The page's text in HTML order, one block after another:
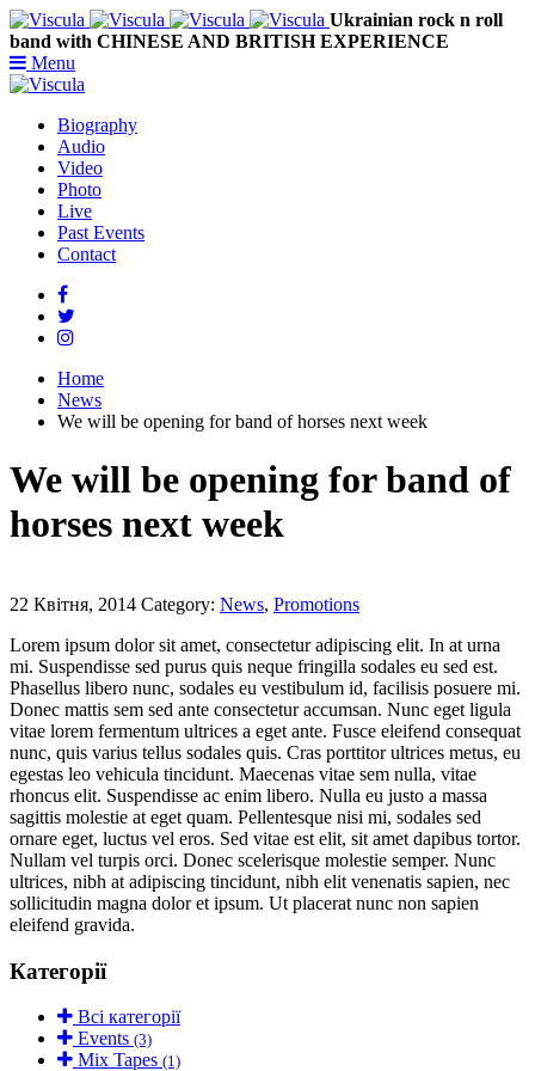
Ukrainian rock n roll
band with CHINESE AND BRITISH EXPERIENCE
Menu
Biography
Audio
Video
Photo
Live
Past Events
Contact
Home
News
We will be opening for band of horses next week
We will be opening for band of
horses next week
22 Квітня, 2014 Category: News, Promotions
Lorem ipsum dolor sit amet, consectetur adipiscing elit. In at urna
mi. Suspendisse sed purus quis neque fringilla sodales eu sed est.
Phasellus libero nunc, sodales eu vestibulum id, facilisis posuere mi.
Donec mattis sem sed ante consectetur accumsan. Nunc eget ligula
vitae lorem fermentum ultrices a eget ante. Fusce eleifend consequat
nunc, quis varius tellus sodales quis. Cras porttitor ultrices metus, eu
egestas leo vehicula tincidunt. Maecenas vitae sem nulla, vitae
rhoncus elit. Suspendisse ac enim libero. Nulla eu justo a massa
sagittis molestie at eget quam. Pellentesque nisi mi, sodales sed
ornare eget, luctus vel eros. Sed vitae est elit, sit amet dapibus tortor.
Nullam vel turpis orci. Donec scelerisque molestie semper. Nunc
ultrices, nibh at adipiscing tincidunt, nibh elit venenatis sapien, nec
sollicitudin magna dolor et ipsum. Ut placerat nunc non sapien
eleifend gravida.
Категорії
Всі категорії
Events (3)
Mix Tapes (1)